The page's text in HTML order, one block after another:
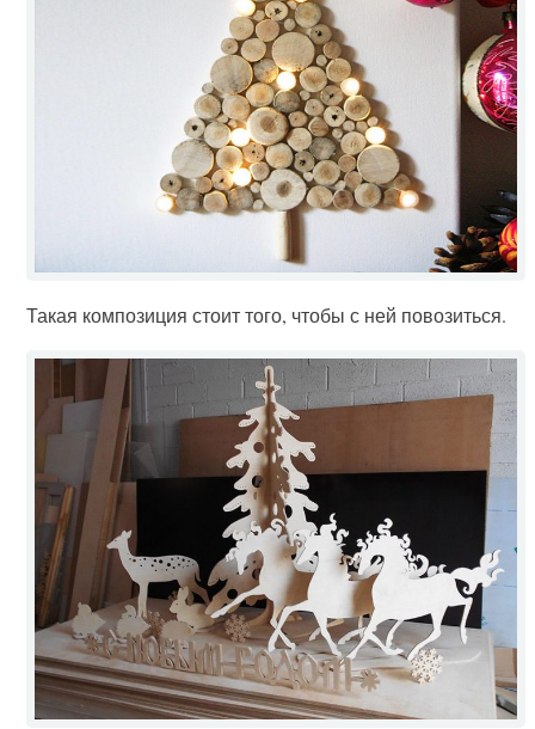
Такая композиция стоит того, чтобы с ней повозиться.